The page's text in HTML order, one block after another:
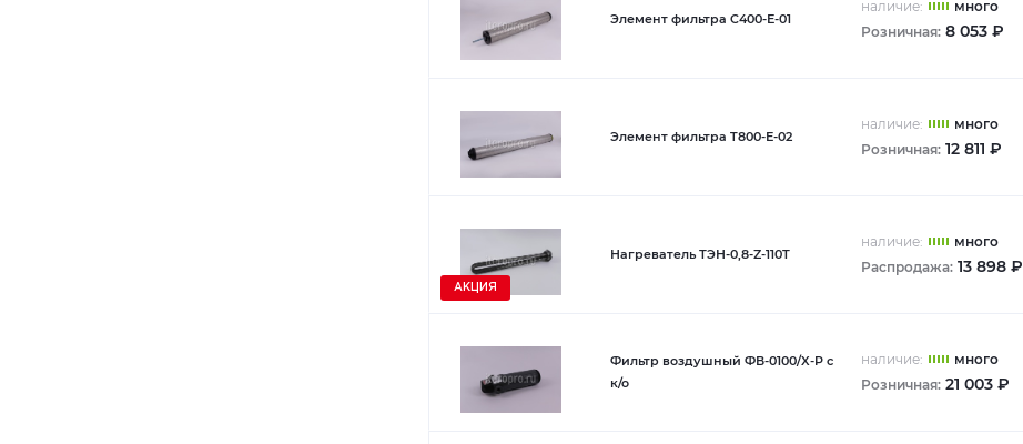
Элемент фильтра C400-Е-01
наличие:
много
Розничная: 8 053 ₽
Элемент фильтра T800-Е-02
наличие:
много
Розничная: 12 811 ₽
АКЦИЯ
Нагреватель ТЭН-0,8-Z-110Т
наличие:
много
Распродажа: 13 898 ₽
Фильтр воздушный ФВ-0100/X-P с
к/о
наличие:
много
Розничная: 21 003 ₽